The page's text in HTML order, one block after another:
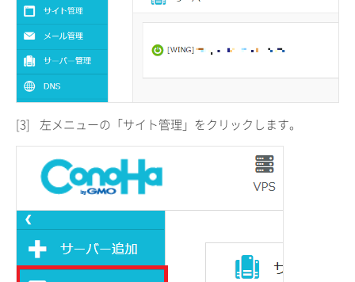
[3] 左メニューの「サイト管理」をクリックします。